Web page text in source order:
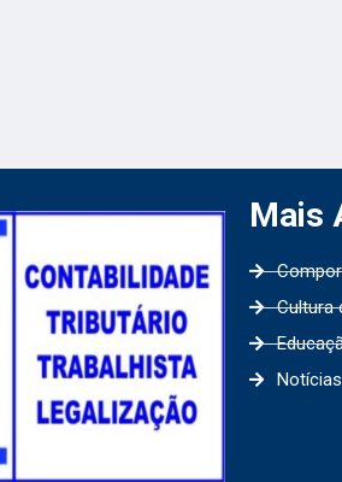
Mais
Cultura
Notícias